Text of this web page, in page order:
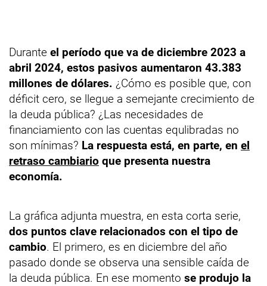
Durante el período que va de diciembre 2023 a
abril 2024, estos pasivos aumentaron 43.383
millones de dólares. ¿Cómo es posible que, con
déficit cero, se llegue a semejante crecimiento de
la deuda pública? ¿Las necesidades de
financiamiento con las cuentas equlibradas no
son mínimas? La respuesta está, en parte, en el
retraso cambiario que presenta nuestra
economía.
La gráfica adjunta muestra, en esta corta serie,
dos puntos clave relacionados con el tipo de
cambio. El primero, es en diciembre del año
pasado donde se observa una sensible caída de
la deuda pública. En ese momento se produjo la